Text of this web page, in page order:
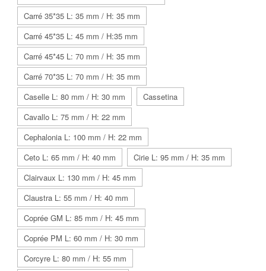
Carré 35*35 L: 35 mm / H: 35 mm
Carré 45*35 L: 45 mm / H:35 mm
Carré 45*45 L: 70 mm / H: 35 mm
Carré 70*35 L: 70 mm / H: 35 mm
Caselle L: 80 mm / H: 30 mm
Cassetina
Cavallo L: 75 mm / H: 22 mm
Cephalonia L: 100 mm / H: 22 mm
Ceto L: 65 mm / H: 40 mm
Cirie L: 95 mm / H: 35 mm
Clairvaux L: 130 mm / H: 45 mm
Claustra L: 55 mm / H: 40 mm
Coprée GM L: 85 mm / H: 45 mm
Coprée PM L: 60 mm / H: 30 mm
Corcyre L: 80 mm / H: 55 mm